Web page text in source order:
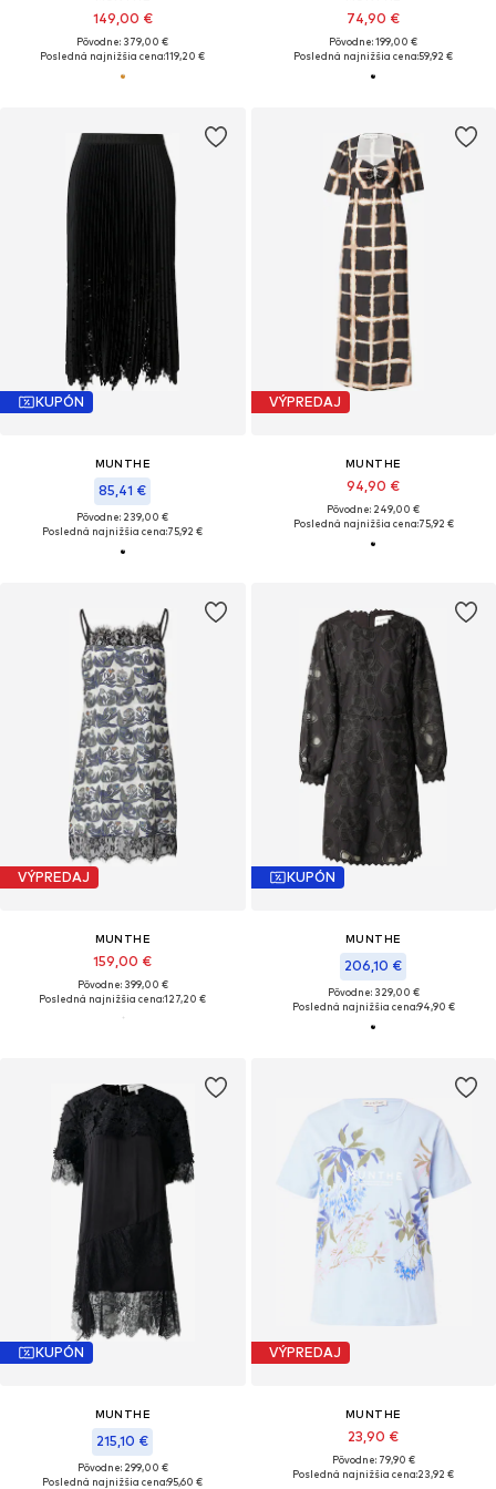
149,00 €
Pôvodne: 379,00 €
Posledná najnižšia cena:119,20 €
74,90 €
Pôvodne: 199,00 €
Posledná najnižšia cena:59,92 €
KUPÓN
MUNTHE
85,41 €
Pôvodne: 239,00 €
Posledná najnižšia cena:75,92 €
VÝPREDAJ
MUNTHE
94,90 €
Pôvodne: 249,00 €
Posledná najnižšia cena:75,92 €
VÝPREDAJ
MUNTHE
159,00 €
Pôvodne: 399,00 €
Posledná najnižšia cena:127,20 €
KUPÓN
MUNTHE
206,10 €
Pôvodne: 329,00 €
Posledná najnižšia cena:94,90 €
KUPÓN
MUNTHE
215,10 €
Pôvodne: 299,00 €
Posledná najnižšia cena:95,60 €
VÝPREDAJ
MUNTHE
23,90 €
Pôvodne: 79,90 €
Posledná najnižšia cena:23,92 €